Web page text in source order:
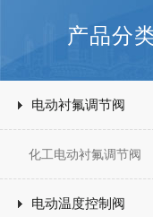
产品分
电动衬氟调节阀
化工电动衬氟调节阀
电动温度控制阀